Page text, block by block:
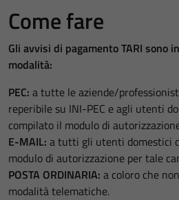
Come fare
Gli avvisi di pagamento TARI sono
modalità:
PEC: a tutte le aziende/
reperibile su INI-PEC e agli utenti
compilato il modulo di
E-MAIL: a tutti gli utenti domestici
modulo di autorizzazione per tale
POSTA ORDINARIA: a coloro che
modalità telematiche.